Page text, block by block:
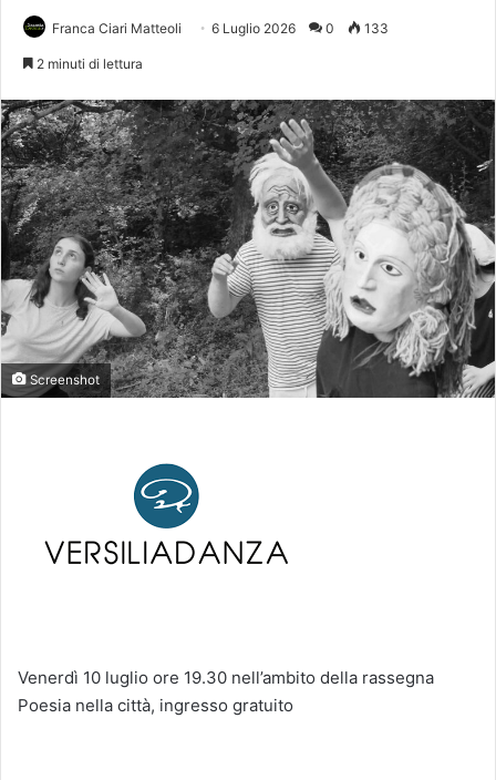
Franca Ciari Matteoli 6 Luglio 2026 0 133
2 minuti di lettura
Screenshot
Venerdì 10 luglio ore 19.30 nell’ambito della rassegna
Poesia nella città, ingresso gratuito